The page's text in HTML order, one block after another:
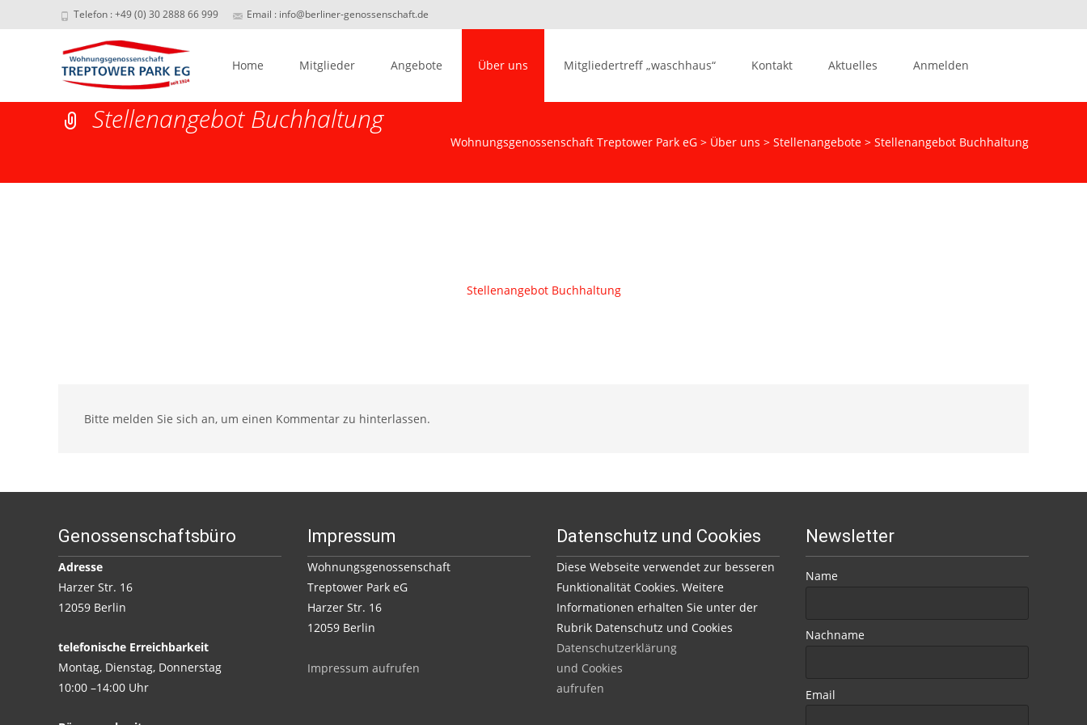
Telefon : +49 (0) 30 2888 66 999 Email : info@berliner-genossenschaft.de
Home Mitglieder Angebote Über uns Mitgliedertreff „waschhaus“ Kontakt Aktuelles Anmelden
Stellenangebot Buchhaltung
Wohnungsgenossenschaft Treptower Park eG > Über uns > Stellenangebote > Stellenangebot Buchhaltung
Stellenangebot Buchhaltung
Bitte melden Sie sich an, um einen Kommentar zu hinterlassen.
Genossenschaftsbüro
Adresse
Harzer Str. 16
12059 Berlin
telefonische Erreichbarkeit
Montag, Dienstag, Donnerstag
10:00 –14:00 Uhr
Impressum
Wohnungsgenossenschaft
Treptower Park eG
Harzer Str. 16
12059 Berlin
Impressum aufrufen
Datenschutz und Cookies
Diese Webseite verwendet zur besseren
Funktionalität Cookies. Weitere
Informationen erhalten Sie unter der
Rubrik Datenschutz und Cookies
Datenschutzerklärung
und Cookies
aufrufen
Newsletter
Name
Nachname
Email